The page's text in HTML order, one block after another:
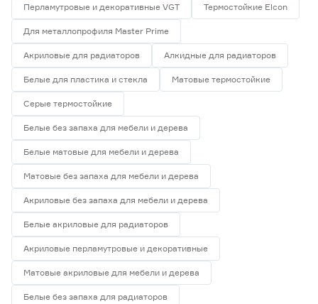
Перламутровые и декоративные VGT Термостойкие Elcon
Для металлопрофиля Master Prime
Акриловые для радиаторов Алкидные для радиаторов
Белые для пластика и стекла Матовые термостойкие
Серые термостойкие
Белые без запаха для мебели и дерева
Белые матовые для мебели и дерева
Матовые без запаха для мебели и дерева
Акриловые без запаха для мебели и дерева
Белые акриловые для радиаторов
Акриловые перламутровые и декоративные
Матовые акриловые для мебели и дерева
Белые без запаха для радиаторов